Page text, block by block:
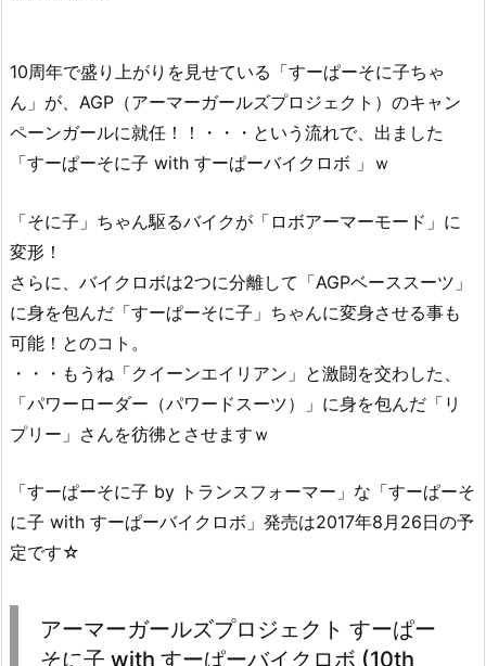
10周年で盛り上がりを見せている「すーぱーそに子ちゃ
ん」が、AGP（アーマーガールズプロジェクト）のキャン
ペーンガールに就任！！・・・という流れで、出ました
「すーぱーそに子 with すーぱーバイクロボ 」ｗ
「そに子」ちゃん駆るバイクが「ロボアーマーモード」に
変形！
さらに、バイクロボは2つに分離して「AGPベーススーツ」
に身を包んだ「すーぱーそに子」ちゃんに変身させる事も
可能！とのコト。
・・・もうね「クイーンエイリアン」と激闘を交わした、
「パワーローダー（パワードスーツ）」に身を包んだ「リ
プリー」さんを彷彿とさせますｗ
「すーぱーそに子 by トランスフォーマー」な「すーぱーそ
に子 with すーぱーバイクロボ」発売は2017年8月26日の予
定です☆
アーマーガールズプロジェクト すーぱー
そに子 with すーぱーバイクロボ (10th